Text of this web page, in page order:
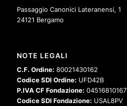
Passaggio Canonici Lateranensi, 1
24121 Bergamo
NOTE LEGALI
C.F. Ordine: 80021430162
Codice SDI Ordine: UFD42B
P.IVA CF Fondazione: 04516810167
Codice SDI Fondazione: USAL8PV